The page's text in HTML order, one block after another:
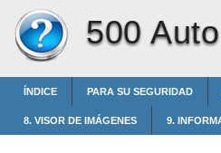
500
ÍNDICE PARA SU SEGURIDAD
8. VISOR DE IMÁGENES 9.